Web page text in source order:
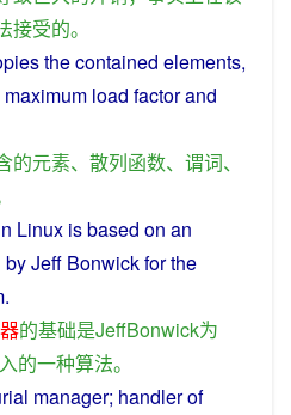
接受的。
the contained elements,
maximum load factorand
的元素、 散列函数、 谓词、
Linux isbased on an
by Jeff Bonwickforthe
的基础是JeffBonwick为
的一种算法。
manager; handlerof